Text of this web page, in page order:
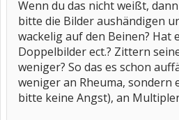
Wenn du das nicht weißt,
bitte die Bilder aushändigen
wackelig auf den Beinen? Hat
Doppelbilder ect.? Zittern
weniger? So das es schon
weniger an Rheuma, sondern
bitte keine Angst), an